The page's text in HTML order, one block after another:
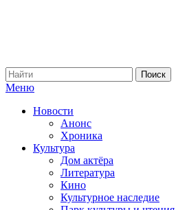
Меню
Новости
Анонс
Хроника
Культура
Дом актёра
Литература
Кино
Культурное наследие